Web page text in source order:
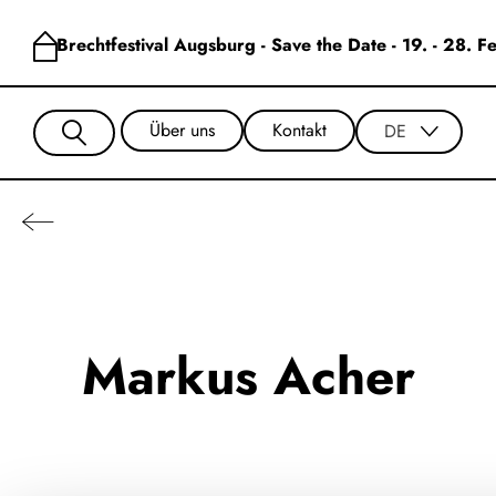
Brechtfestival Augsburg - Save the Date - 19. - 28.
Über uns Kontakt DE
Markus Acher